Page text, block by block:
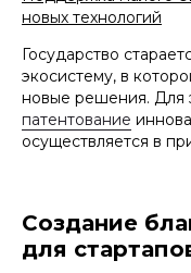
новых технологий
Государство
экосистему, в
новые решения. Для
патентование
осуществляется в
Создание
для